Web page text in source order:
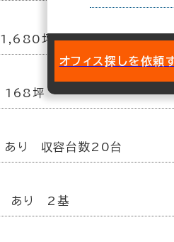
1,680坪
168坪
あり 収容台数20台
あり 2基
オフィス探しを依頼